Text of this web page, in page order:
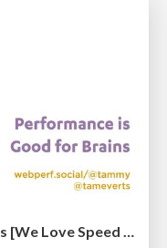
Performance Is Good for Brains [We Love Speed 2024]